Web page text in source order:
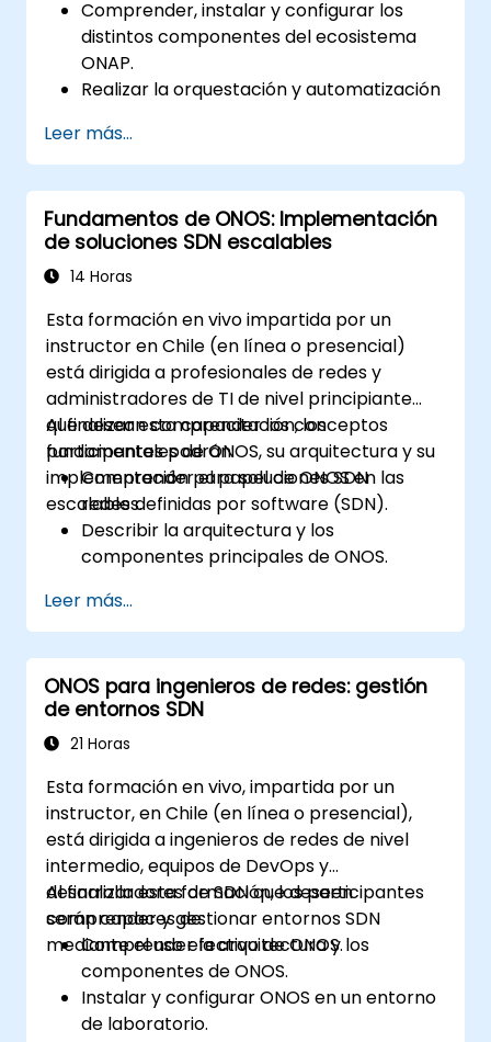
Comprender, instalar y configurar los
distintos componentes del ecosistema
ONAP.
Realizar la orquestación y automatización
y virtuales, basadas en políticas.
Diseñar, crear, orquestar y monitorizar
VNF, SDN y otros servicios de red.
Gestionar eficientemente todo el ciclo de
vida de la red mediante un enfoque
impulsado por software.
utilizando las últimas tecnologías y
prácticas de código abierto.
Leer más...
Fundamentos de ONOS: Implementación
de soluciones SDN escalables
14 Horas
Esta formación en vivo impartida por un
instructor en Chile (en línea o presencial)
está dirigida a profesionales de redes y
administradores de TI de nivel principiante
que desean comprender los conceptos
fundamentales de ONOS, su arquitectura y su
implementación para soluciones SDN
escalables.
Al finalizar esta capacitación, los
participantes podrán:
Comprender el papel de ONOS en las
redes definidas por software (SDN).
Describir la arquitectura y los
componentes principales de ONOS.
basado en Linux.
Configurar una red SDN básica utilizando
ONOS.
Explorar las funciones de ONOS para
gestionar y escalar la infraestructura de
red.
Leer más...
ONOS para ingenieros de redes: gestión
de entornos SDN
21 Horas
Esta formación en vivo, impartida por un
instructor, en Chile (en línea o presencial),
está dirigida a ingenieros de redes de nivel
intermedio, equipos de DevOps y
desarrolladores de SDN que deseen
comprender y gestionar entornos SDN
mediante el uso efectivo de ONOS.
Al finalizar esta formación, los participantes
serán capaces de:
Comprender la arquitectura y los
componentes de ONOS.
Instalar y configurar ONOS en un entorno
de laboratorio.